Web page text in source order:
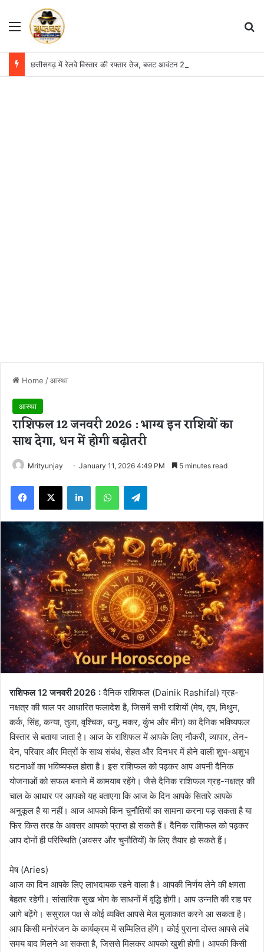
Menu
Home /आस्था
आस्था
राशिफल 12 जनवरी 2026 : भाग्य इन राशियों का
साथ देगा, धन में होगी बढ़ोतरी
Mrityunjay January 11, 2026 4:49 PM 5 minutes read
राशिफल 12 जनवरी 2026 :दैनिक राशिफल (Dainik Rashifal) ग्रह-
नक्षत्र की चाल पर आधारित फलादेश है, जिसमें सभी राशियों (मेष, वृष, मिथुन,
कर्क, सिंह, कन्या, तुला, वृश्चिक, धनु, मकर, कुंभ और मीन) का दैनिक भविष्यफल
विस्तार से बताया जाता है। आज के राशिफल में आपके लिए नौकरी, व्यापार, लेन-
देन, परिवार और मित्रों के साथ संबंध, सेहत और दिनभर में होने वाली शुभ-अशुभ
घटनाओं का भविष्यफल होता है। इस राशिफल को पढ़कर आप अपनी दैनिक
योजनाओं को सफल बनाने में कामयाब रहेंगे। जैसे दैनिक राशिफल ग्रह-नक्षत्र की
चाल के आधार पर आपको यह बताएगा कि आज के दिन आपके सितारे आपके
अनुकूल है या नहीं। आज आपको किन चुनौतियों का सामना करना पड़ सकता है या
फिर किस तरह के अवसर आपको प्राप्त हो सकते हैं। दैनिक राशिफल को पढ़कर
आप दोनों ही परिस्थिति (अवसर और चुनौतियों) के लिए तैयार हो सकते हैं।
मेष (Aries)
आज का दिन आपके लिए लाभदायक रहने वाला है। आपकी निर्णय लेने की क्षमता
बेहतर रहेगी। सांसारिक सुख भोग के साधनों में वृद्धि होगी। आप उन्नति की राह पर
आगे बढ़ेंगे। ससुराल पक्ष से कोई व्यक्ति आपसे मेल मुलाकात करने आ सकता है।
आप किसी मनोरंजन के कार्यक्रम में सम्मिलित होंगे। कोई पुराना दोस्त आपसे लंबे
समय बाद मिलने आ सकता है, जिससे मिलकर आपको खुशी होगी। आपकी किसी